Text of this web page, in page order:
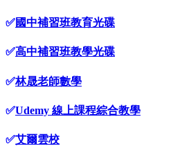
✅國中補習班教育光碟
✅高中補習班教學光碟
✅林晟老師數學
✅Udemy 線上課程綜合教學
✅艾爾雲校